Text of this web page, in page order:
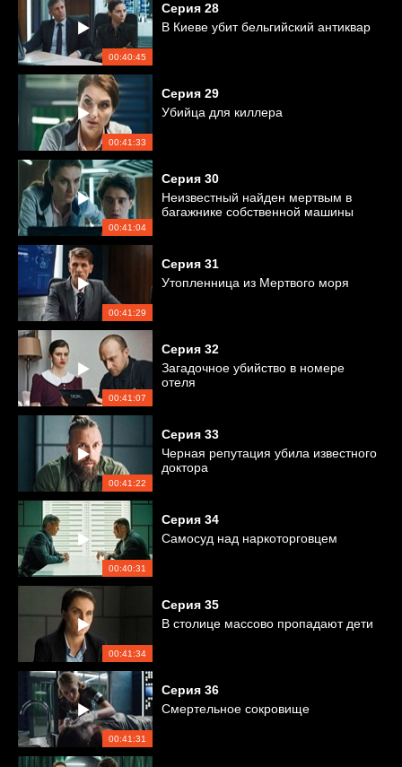
00:40:45
Серия 28
В Киеве убит бельгийский антиквар
00:41:33
Серия 29
Убийца для киллера
00:41:04
Серия 30
Неизвестный найден мертвым в
багажнике собственной машины
00:41:29
Серия 31
Утопленница из Мертвого моря
00:41:07
Серия 32
Загадочное убийство в номере
отеля
00:41:22
Серия 33
Черная репутация убила известного
доктора
00:40:31
Серия 34
Самосуд над наркоторговцем
00:41:34
Серия 35
В столице массово пропадают дети
00:41:31
Серия 36
Смертельное сокровище